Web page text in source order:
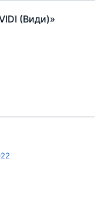
(Види)»
(отделка)